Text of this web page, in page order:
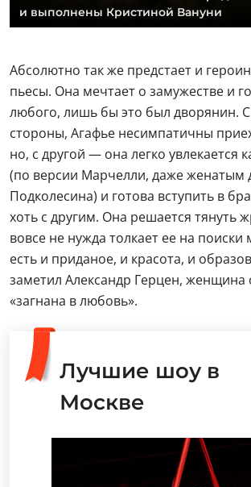
и выполнены Кристиной Вануни
Абсолютно так же предстает и
пьесы. Она мечтает о замужестве и
любого, лишь бы это был дворянин.
стороны, Агафье несимпатичны
но, с другой — она легко увлекается
(по версии Марчелли, даже женатым
Подколесина) и готова вступить в
хоть с другим. Она решается тянуть
вовсе не нужда толкает ее на поиски
есть и приданое, и красота, и
заметил Александр Герцен, женщина
«загнана в любовь».
Лучшие шоу в
Москве